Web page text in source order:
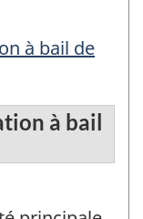
à bail de
à bail